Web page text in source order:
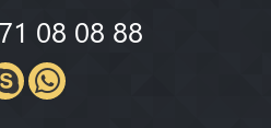
08 08 88